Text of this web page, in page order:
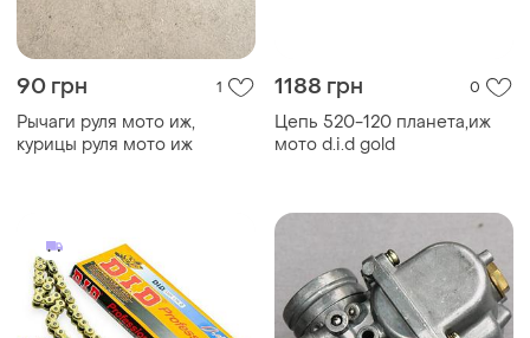
90 грн 1
Рычаги руля мото иж,
курицы руля мото иж
1188 грн 0
Цепь 520-120 планета,иж
мото d.i.d gold